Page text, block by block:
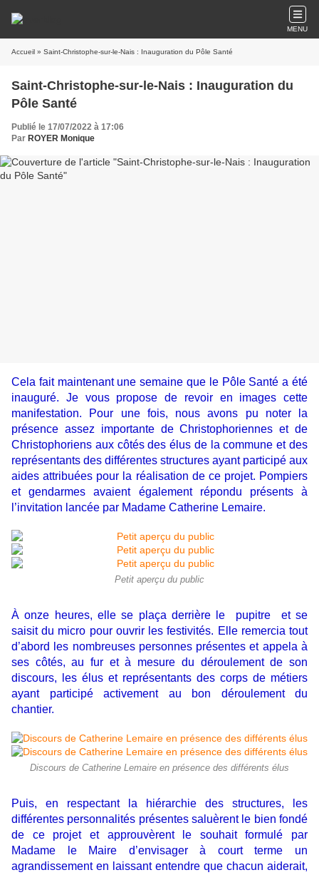
MENU
Accueil » Saint-Christophe-sur-le-Nais : Inauguration du Pôle Santé
Saint-Christophe-sur-le-Nais : Inauguration du
Pôle Santé
Publié le 17/07/2022 à 17:06
Par ROYER Monique
Cela fait maintenant une semaine que le Pôle Santé a été
inauguré. Je vous propose de revoir en images cette
manifestation. Pour une fois, nous avons pu noter la
présence assez importante de Christophoriennes et de
Christophoriens aux côtés des élus de la commune et des
représentants des différentes structures ayant participé aux
aides attribuées pour la réalisation de ce projet. Pompiers
et gendarmes avaient également répondu présents à
l’invitation lancée par Madame Catherine Lemaire.
Petit aperçu du public
À onze heures, elle se plaça derrière le pupitre et se
saisit du micro pour ouvrir les festivités. Elle remercia tout
d’abord les nombreuses personnes présentes et appela à
ses côtés, au fur et à mesure du déroulement de son
discours, les élus et représentants des corps de métiers
ayant participé activement au bon déroulement du
chantier.
Discours de Catherine Lemaire en présence des différents élus
Puis, en respectant la hiérarchie des structures, les
différentes personnalités présentes saluèrent le bien fondé
de ce projet et approuvèrent le souhait formulé par
Madame le Maire d’envisager à court terme un
agrandissement en laissant entendre que chacun aiderait,